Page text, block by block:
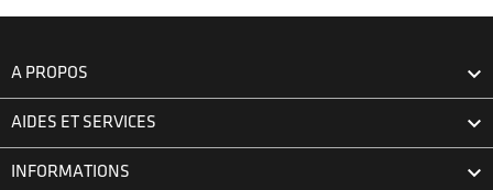
A PROPOS 
AIDES ET SERVICES 
INFORMATIONS 